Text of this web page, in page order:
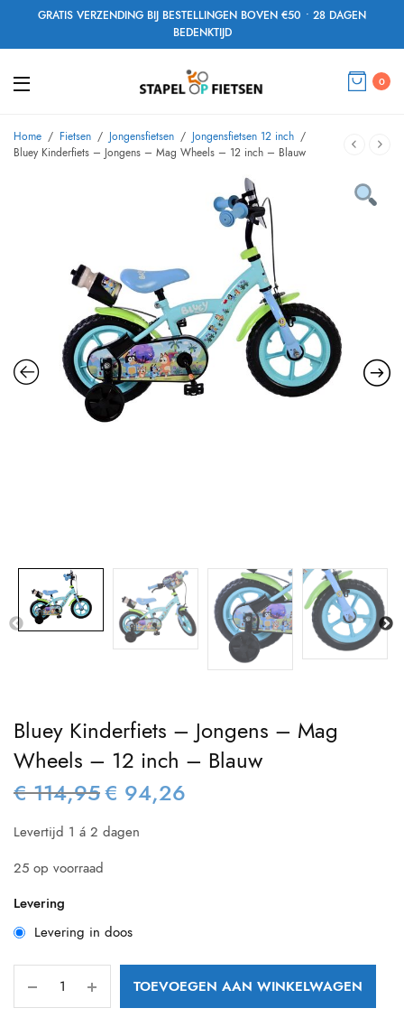
GRATIS VERZENDING BIJ BESTELLINGEN BOVEN €50 • 28 DAGEN
BEDENKTIJD
0
Home / Fietsen / Jongensfietsen / Jongensfietsen 12 inch /
Bluey Kinderfiets – Jongens – Mag Wheels – 12 inch – Blauw
Bluey Kinderfiets – Jongens – Mag
Wheels – 12 inch – Blauw
€114,95 Oorspronkelijke
€ 114,95.
€ 94,26
Levertijd 1 á 2 dagen
25 op voorraad
Levering
Levering in doos
TOEVOEGEN AAN WINKELWAGEN